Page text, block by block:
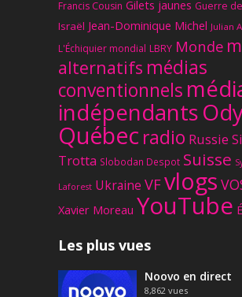
Francis Cousin Gilets jaunes Guerre
Israël Jean-Dominique Michel Julian
L'Échiquier mondial LBRY Monde
alternatifs médias
conventionnels
indépendants
Québec radio Russie
Trotta Slobodan Despot Suisse
Laforest Ukraine VFvlogs
Xavier Moreau YouTube
Les plus vues
Noovo en direct
8,862 vues